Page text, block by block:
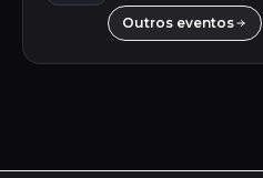
Outros eventos